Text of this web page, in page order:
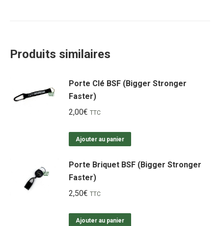
Produits similaires
Porte Clé BSF (Bigger Stronger
Faster)
2,00€ TTC
Ajouter au panier
Porte Briquet BSF (Bigger Stronger
Faster)
2,50€ TTC
Ajouter au panier